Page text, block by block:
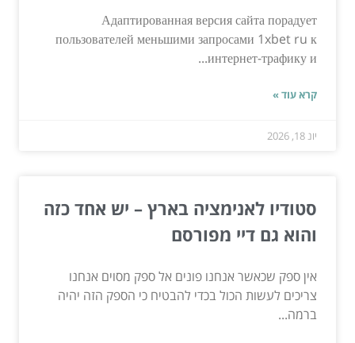
Адаптированная версия сайта порадует
пользователей меньшими запросами 1xbet ru к
интернет-трафику и...
קרא עוד »
יונ 18, 2026
סטודיו לאנימציה בארץ – יש אחד כזה
והוא גם דיי מפורסם
אין ספק שכאשר אנחנו פונים אל ספק מסוים אנחנו
צריכים לעשות הכול בכדי להבטיח כי הספק הזה יהיה
ברמה...